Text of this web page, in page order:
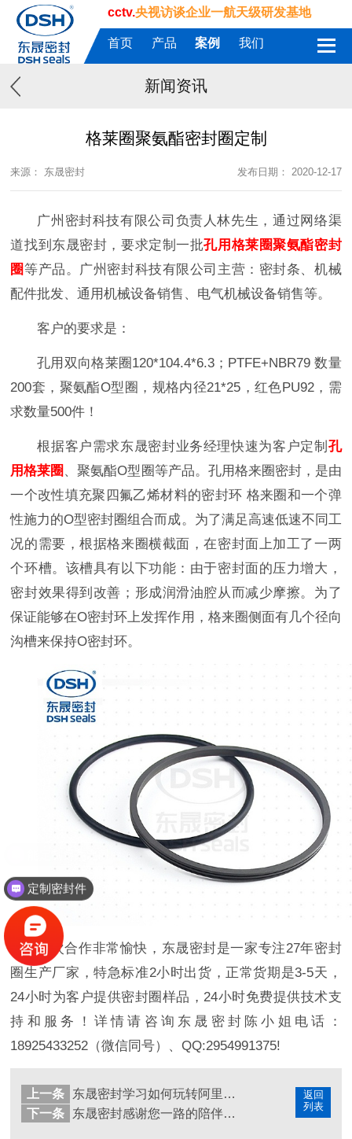
cctv.央视访谈企业一航天级研发基地
首页 产品 案例 我们
新闻资讯
格莱圈聚氨酯密封圈定制
来源： 东晟密封 发布日期： 2020-12-17
广州密封科技有限公司负责人林先生，通过网络渠
道找到东晟密封，要求定制一批孔用格莱圈聚氨酯密封
圈等产品。广州密封科技有限公司主营：密封条、机械
配件批发、通用机械设备销售、电气机械设备销售等。
客户的要求是：
孔用双向格莱圈120*104.4*6.3；PTFE+NBR79 数量
200套，聚氨酯O型圈，规格内径21*25，红色PU92，需
求数量500件！
根据客户需求东晟密封业务经理快速为客户定制 孔
用格莱圈 、聚氨酯O型圈等产品。孔用格来圈密封，是由
一个改性填充聚四氟乙烯材料的密封环 格来圈和一个弹
性施力的O型密封圈组合而成。为了满足高速低速不同工
况的需要，根据格来圈横截面，在密封面上加工了一两
个环槽。该槽具有以下功能：由于密封面的压力增大，
密封效果得到改善；形成润滑油腔从而减少摩擦。为了
保证能够在O密封环上发挥作用，格来圈侧面有几个径向
沟槽来保持O密封环。
此次合作非常愉快，东晟密封是一家专注27年密封
圈生产厂家，特急标准2小时出货，正常货期是3-5天，
24小时为客户提供密封圈样品，24小时免费提供技术支
持和服务！详情请咨询东晟密封陈小姐电话：
18925433252（微信同号）、QQ:2954991375!
返回
列表
上一条
东晟密封学习如何玩转阿里接大单
下一条
东晟密封感谢您一路的陪伴和支持！感恩节快乐！
定制密封件